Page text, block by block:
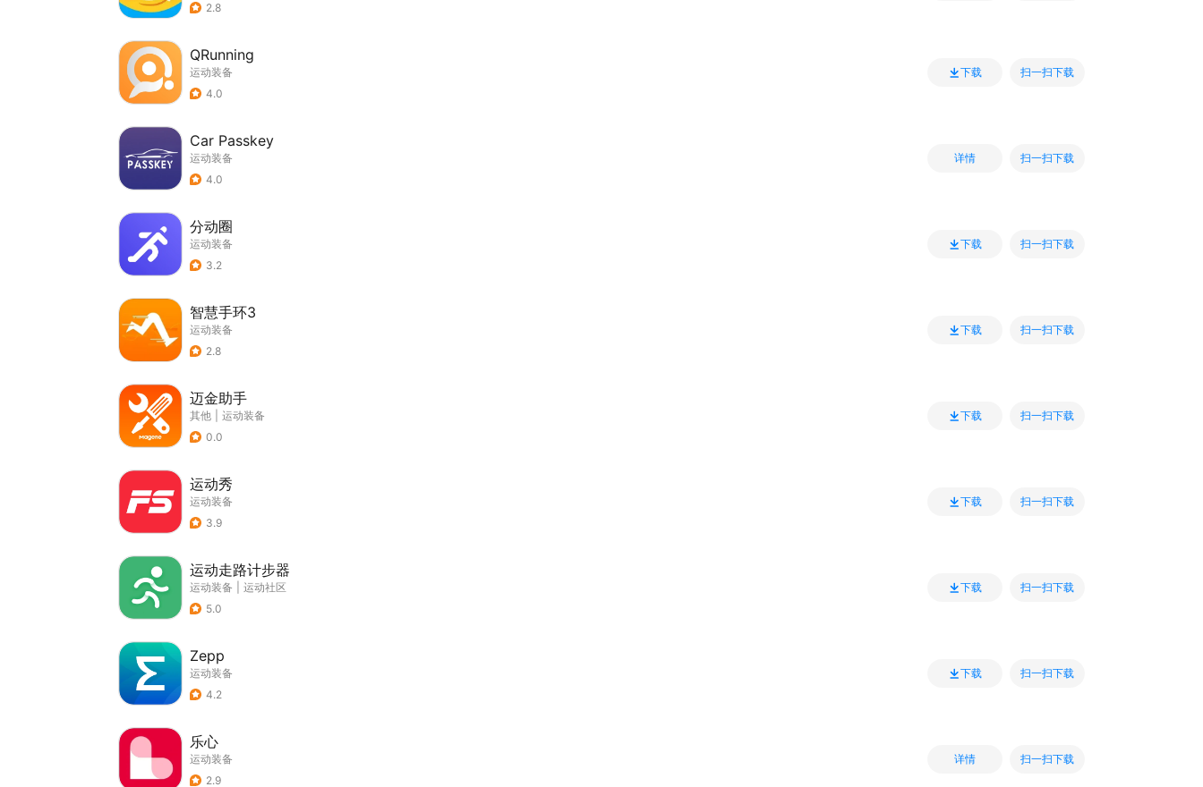
2.8
QRunning
运动装备
4.0
下载 扫一扫下载
Car Passkey
运动装备
4.0
详情 扫一扫下载
分动圈
运动装备
3.2
下载 扫一扫下载
智慧手环3
运动装备
2.8
下载 扫一扫下载
迈金助手
其他
运动装备
0.0
下载 扫一扫下载
运动秀
运动装备
3.9
下载 扫一扫下载
运动走路计步器
运动装备
运动社区
5.0
下载 扫一扫下载
Zepp
运动装备
4.2
下载 扫一扫下载
乐心
运动装备
2.9
详情 扫一扫下载